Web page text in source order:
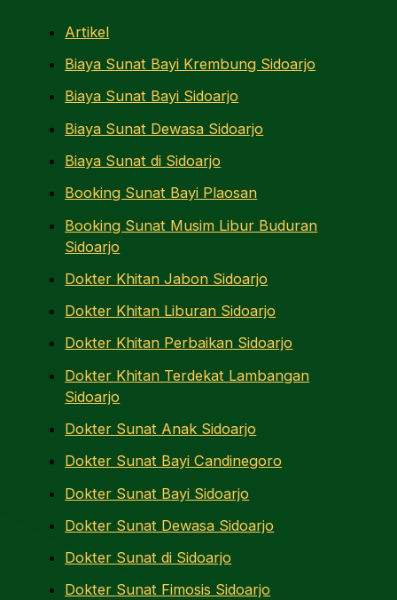
Artikel
Biaya Sunat Bayi Krembung Sidoarjo
Biaya Sunat Bayi Sidoarjo
Biaya Sunat Dewasa Sidoarjo
Biaya Sunat di Sidoarjo
Booking Sunat Bayi Plaosan
Booking Sunat Musim Libur Buduran
Sidoarjo
Dokter Khitan Jabon Sidoarjo
Dokter Khitan Liburan Sidoarjo
Dokter Khitan Perbaikan Sidoarjo
Dokter Khitan Terdekat Lambangan
Sidoarjo
Dokter Sunat Anak Sidoarjo
Dokter Sunat Bayi Candinegoro
Dokter Sunat Bayi Sidoarjo
Dokter Sunat Dewasa Sidoarjo
Dokter Sunat di Sidoarjo
Dokter Sunat Fimosis Sidoarjo